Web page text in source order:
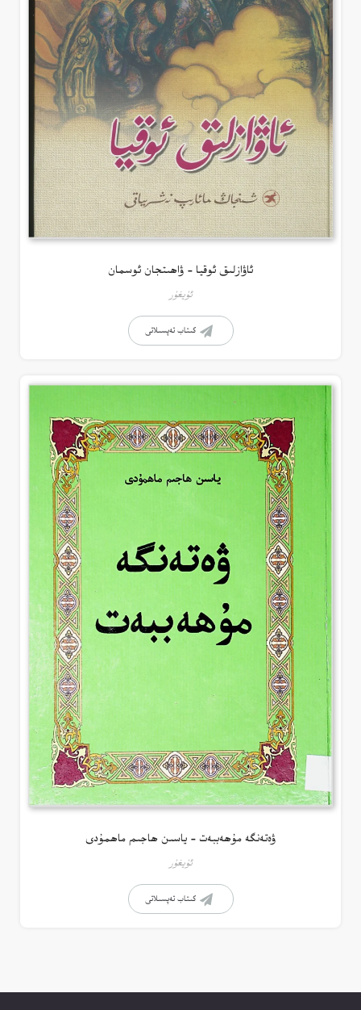
ئاۋازلىق ئوقيا – ۋاھىتجان ئوسمان
ئۇيغۇر
كىتاب تەپسىلاتى
ۋەتەنگە مۇھەببەت – ياسىن ھاجىم ماھمۇدى
ئۇيغۇر
كىتاب تەپسىلاتى